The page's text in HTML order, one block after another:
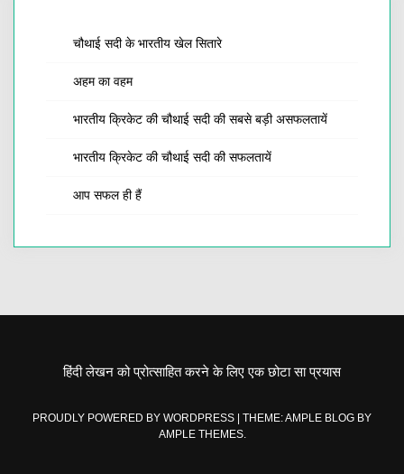
चौथाई सदी के भारतीय खेल सितारे
अहम का वहम
भारतीय क्रिकेट की चौथाई सदी की सबसे बड़ी असफलतायें
भारतीय क्रिकेट की चौथाई सदी की सफलतायें
आप सफल ही हैं
हिंदी लेखन को प्रोत्साहित करने के लिए एक छोटा सा प्रयास
PROUDLY POWERED BY WORDPRESS
THEME: AMPLE BLOG BY
AMPLE THEMES.